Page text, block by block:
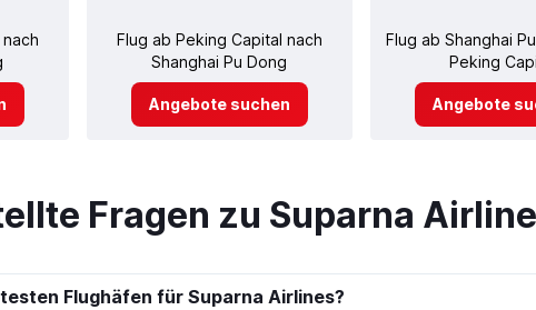
Flug ab Peking Capital nach
Shanghai Pu Dong
Angebote suchen
Flug ab Shanghai
Peking
Angebote
Fragen zu Suparna
Flughäfen für Suparna Airlines?